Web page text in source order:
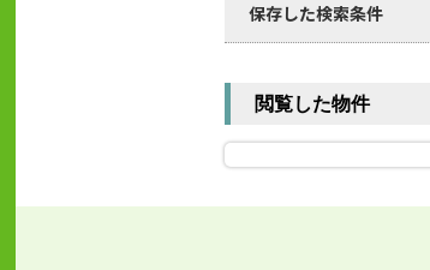
保存した検索条件
閲覧した物件